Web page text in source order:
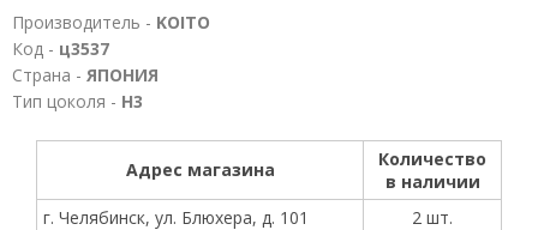
Производитель - KOITO
Код - ц3537
Страна - ЯПОНИЯ
Тип цоколя - Н3
Адрес магазина
Количество
в наличии
г. Челябинск, ул. Блюхера, д. 101
2 шт.